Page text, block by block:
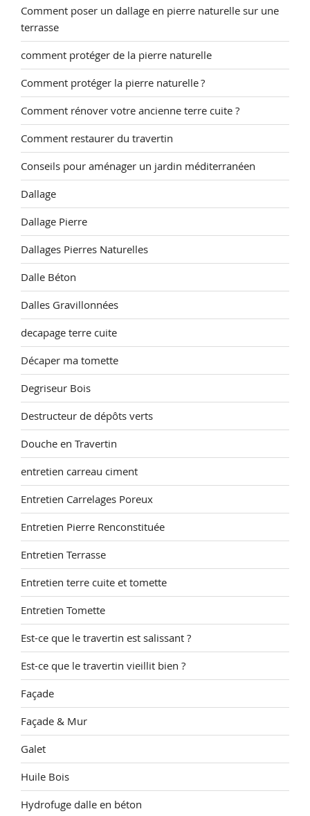
Comment poser un dallage en pierre naturelle sur une
terrasse
comment protéger de la pierre naturelle
Comment protéger la pierre naturelle ?
Comment rénover votre ancienne terre cuite ?
Comment restaurer du travertin
Conseils pour aménager un jardin méditerranéen
Dallage
Dallage Pierre
Dallages Pierres Naturelles
Dalle Béton
Dalles Gravillonnées
decapage terre cuite
Décaper ma tomette
Degriseur Bois
Destructeur de dépôts verts
Douche en Travertin
entretien carreau ciment
Entretien Carrelages Poreux
Entretien Pierre Renconstituée
Entretien Terrasse
Entretien terre cuite et tomette
Entretien Tomette
Est-ce que le travertin est salissant ?
Est-ce que le travertin vieillit bien ?
Façade
Façade & Mur
Galet
Huile Bois
Hydrofuge dalle en béton